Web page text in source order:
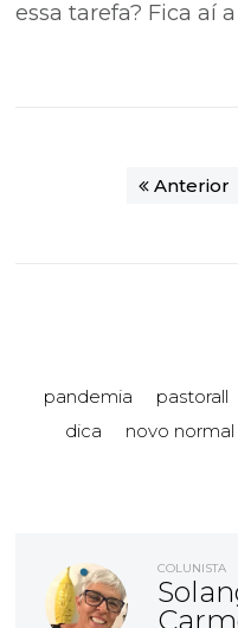
essa tarefa? Fica aí
Anterior
pandemia
pastorall
dica
novo normal
COLUNISTA